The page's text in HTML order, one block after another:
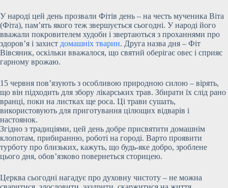
У народі цей день прозвали Фітів день – на честь мученика Віта
(Фіта), пам’ять якого теж звершується сьогодні. У народі його
вважали покровителем худоби і звертаються з проханнями про
здоров’я і захист домашніх тварин. Друга назва дня – Фіт
Вівсяник, оскільки вважалося, що святий оберігає овес і сприяє
гарному врожаю.
15 червня пов’язують з особливою природною силою – вірять,
що він підходить для збору лікарських трав. Збирати їх слід рано
вранці, поки на листках ще роса. Ці трави сушать,
використовують для приготування цілющих відварів і
настоянок.
Згідно з традиціями, цей день добре присвятити домашнім
клопотам, прибиранню, роботі на городі. Варто проявити
турботу про близьких, кажуть, що будь-яке добро, зроблене
цього дня, обов’язково повернеться сторицею.
Церква сьогодні нагадує про духовну чистоту – не можна